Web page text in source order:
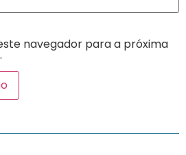
navegador para a próxima